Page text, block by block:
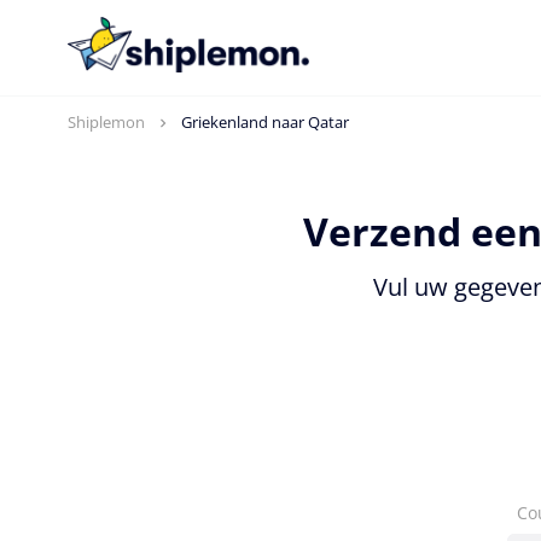
Shiplemon Griekenland naar Qatar
Verzend
Vul uw